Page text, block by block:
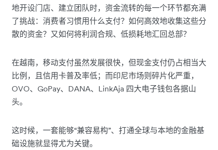
地开设门店、建立团队时，资金流转的每一个环节都充满
了挑战：消费者习惯用什么支付？如何高效地收集这些分
散的资金？又如何将利润合规、低损耗地汇回总部？
在越南，移动支付虽然发展很快，但现金支付仍占相当大
比例，且信用卡普及率低；而印尼市场则碎片化严重，
OVO、GoPay、DANA、LinkAja 四大电子钱包各据山
头。
这时候，一套能够“兼容易构”、打通全球与本地的金融基
础设施就显得尤为关键。